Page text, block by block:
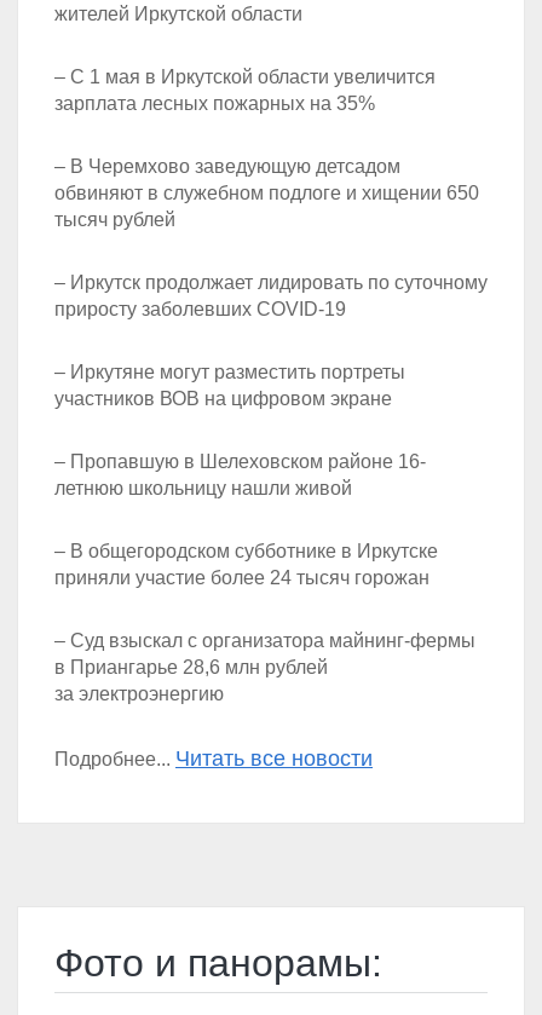
жителей Иркутской области
– С 1 мая в Иркутской области увеличится
зарплата лесных пожарных на 35%
– В Черемхово заведующую детсадом
обвиняют в служебном подлоге и хищении 650
тысяч рублей
– Иркутск продолжает лидировать по суточному
приросту заболевших COVID-19
– Иркутяне могут разместить портреты
участников ВОВ на цифровом экране
– Пропавшую в Шелеховском районе 16-
летнюю школьницу нашли живой
– В общегородском субботнике в Иркутске
приняли участие более 24 тысяч горожан
– Суд взыскал с организатора майнинг-фермы
в Приангарье 28,6 млн рублей
за электроэнергию
Подробнее... Читать все новости
Фото и панорамы: